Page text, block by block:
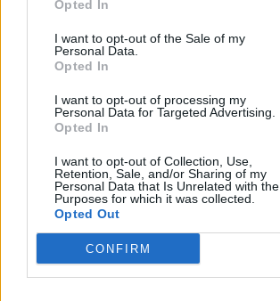
Opted In
I want to opt-out of the Sale of my
Personal Data.
Opted In
I want to opt-out of processing my
Personal Data for Targeted Advertising.
Opted In
I want to opt-out of Collection, Use,
Retention, Sale, and/or Sharing of my
Personal Data that Is Unrelated with the
Purposes for which it was collected.
Opted Out
CONFIRM